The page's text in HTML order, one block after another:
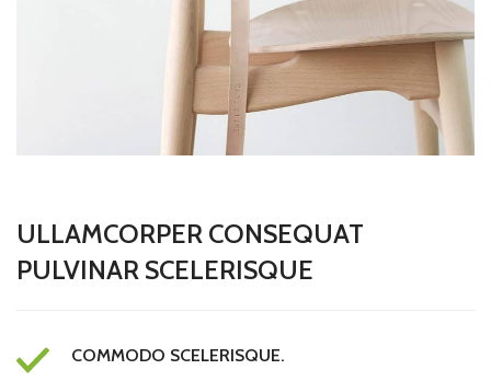
ULLAMCORPER CONSEQUAT
PULVINAR SCELERISQUE
COMMODO SCELERISQUE.